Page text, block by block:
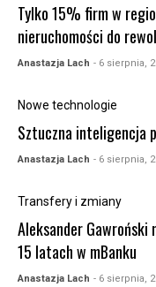
Tylko 15% firm w
nieruchomości do
Anastazja Lach - 6 sierpnia,
Nowe technologie
Sztuczna inteligencja
Anastazja Lach - 6 sierpnia,
Transfery i zmiany
Aleksander Gawroński
15 latach w mBanku
Anastazja Lach - 6 sierpnia,